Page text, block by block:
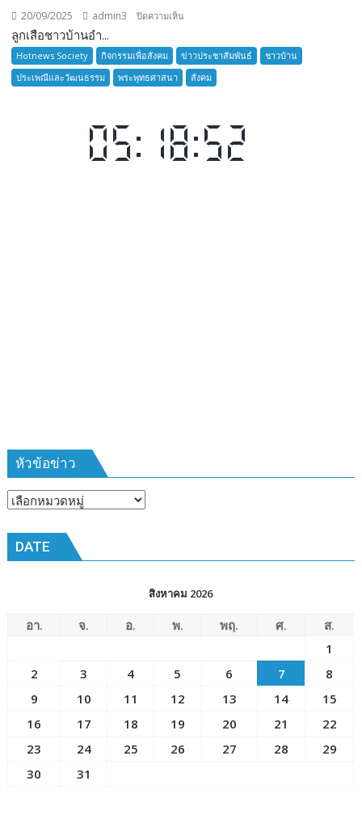
20/09/2025 admin3 ปิดความเห็น
เสือ
ชาว
บ้าน
เปิด
รับ
๒๕๖๙
ลูกเสือชาวบ้านอำ...
Hotnews Society กิจกรรมเพื่อสังคม ข่าวประชาสัมพันธ์
ชาวบ้าน
ประเพณีและวัฒนธรรม
พระพุทธศาสนา สังคม
หัวข้อข่าว
หัวข้อ
DATE
สิงหาคม 2026
อา. จ. อ. พ. พฤ. ศ.
ส.
1
2
3 4 5 6 7
8
9
10 11 12 13 14
15
16
17 18 19 20 21
22
23
24 25 26 27 28
29
30
31